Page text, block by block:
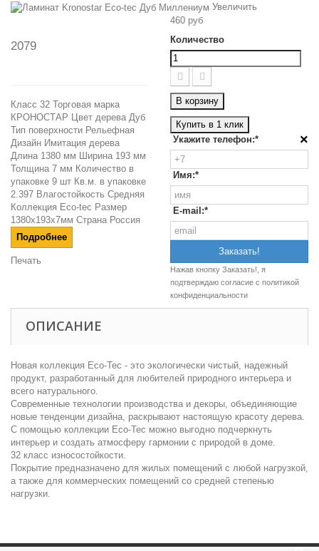
Увеличить
2079
Класс 32 Торговая марка
КРОНОСТАР Цвет дерева Дуб
Тип поверхности Рельефная
Дизайн Имитация дерева
Длина 1380 мм Ширина 193 мм
Толщина 7 мм Количество в
упаковке 9 шт Кв.м. в упаковке
2.397 Влагостойкость Средняя
Коллекция Eco-tec Размер
1380x193x7мм Страна Россия
Подробнее
Печать
460 руб
Количество
В корзину
Купить в 1 клик
×
Укажите телефон:*
Имя:*
E-mail:*
Нажав кнопку Заказать!, я
подтверждаю согласие c политикой
конфиденциальности
ОПИСАНИЕ
Новая коллекция Eco-Tec - это экологически чистый, надежный
продукт, разработанный для любителей природного интерьера и
всего натурального.
Современные технологии производства и декоры, объединяющие
новые тенденции дизайна, раскрывают настоящую красоту дерева.
С помощью коллекции Eco-Tec можно выгодно подчеркнуть
интерьер и создать атмосферу гармонии с природой в доме.
32 класс износостойкости.
Покрытие предназначено для жилых помещений с любой нагрузкой,
а также для коммерческих помещений со средней степенью
нагрузки.